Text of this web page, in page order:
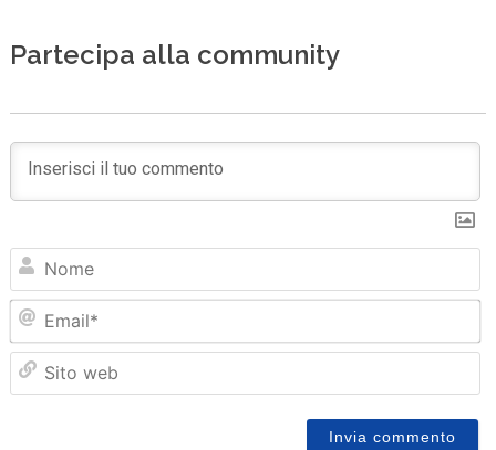
Partecipa alla community